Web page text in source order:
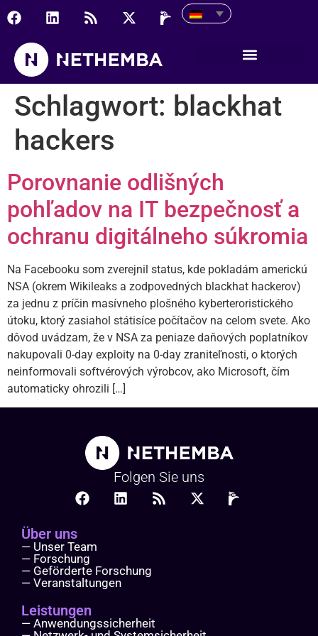
Schlagwort: blackhat
hackers
Porovnanie odlišných
pohľadov na IT bezpečnosť a
ochranu digitálneho súkromia
Na Facebooku som zverejnil status, kde pokladám americkú
NSA (okrem Wikileaks a zodpovedných blackhat hackerov)
za jednu z príčin masívneho plošného kyberteroristického
útoku, ktorý zasiahol státisíce počítačov na celom svete. Ako
dôvod uvádzam, že v NSA za peniaze daňových poplatníkov
nakupovali 0-day exploity na 0-day zraniteľnosti, o ktorých
neinformovali softvérových výrobcov, ako Microsoft, čím
automaticky ohrozili […]
Folgen Sie uns
Über uns
— Unser Team
— Forschung
— Geförderte Forschung
— Veranstaltungen
Leistungen
— Anwendungssicherheit